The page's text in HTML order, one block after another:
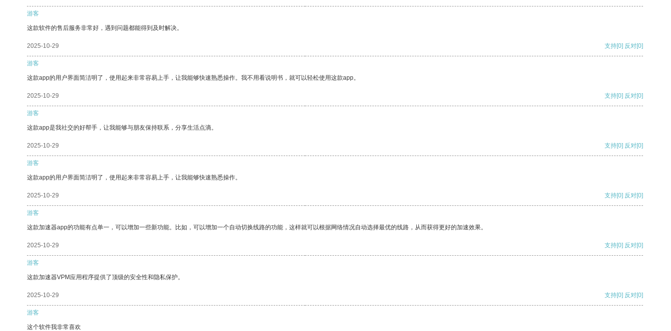
游客
这款软件的售后服务非常好，遇到问题都能得到及时解决。
2025-10-29 支持[0] 反对[0]
游客
这款app的用户界面简洁明了，使用起来非常容易上手，让我能够快速熟悉操作。我不用看说明书，就可以轻松使用这款app。
2025-10-29 支持[0] 反对[0]
游客
这款app是我社交的好帮手，让我能够与朋友保持联系，分享生活点滴。
2025-10-29 支持[0] 反对[0]
游客
这款app的用户界面简洁明了，使用起来非常容易上手，让我能够快速熟悉操作。
2025-10-29 支持[0] 反对[0]
游客
这款加速器app的功能有点单一，可以增加一些新功能。比如，可以增加一个自动切换线路的功能，这样就可以根据网络情况自动选择最优的线路，从而获得更好的加速效果。
2025-10-29 支持[0] 反对[0]
游客
这款加速器VPM应用程序提供了顶级的安全性和隐私保护。
2025-10-29 支持[0] 反对[0]
游客
这个软件我非常喜欢